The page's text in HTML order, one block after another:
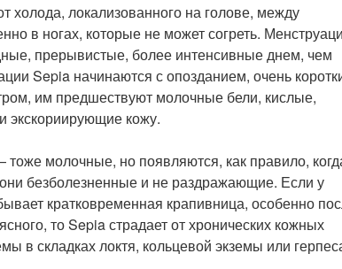
холода, локализованного на голове, между
в ногах, которые не может согреть.
прерывистые, более интенсивные днем, чем
Sepia начинаются с опозданием, очень
им предшествуют молочные бели, кислые,
экскориирующие кожу.
молочные, но появляются, как правило,
безболезненные и не раздражающие. Если у
кратковременная крапивница, особенно
то Sepia страдает от хронических кожных
в складках локтя, кольцевой экземы или